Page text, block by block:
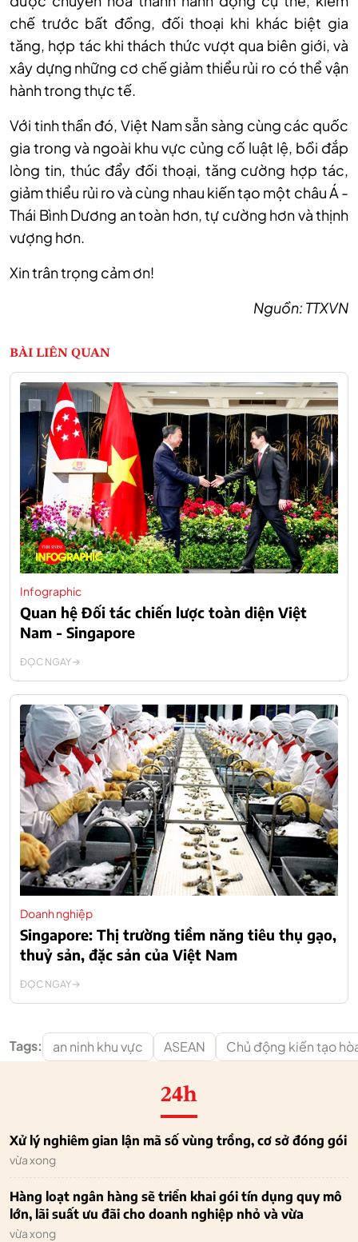
chế trước bất đồng, đối thoại khi khác biệt gia
tăng, hợp tác khi thách thức vượt qua biên giới, và
xây dựng những cơ chế giảm thiểu rủi ro có thể vận
hành trong thực tế.
Với tinh thần đó, Việt Nam sẵn sàng cùng các quốc
gia trong và ngoài khu vực củng cố luật lệ, bồi đắp
lòng tin, thúc đẩy đối thoại, tăng cường hợp tác,
giảm thiểu rủi ro và cùng nhau kiến tạo một châu Á -
Thái Bình Dương an toàn hơn, tự cường hơn và thịnh
vượng hơn.
Xin trân trọng cảm ơn!
Nguồn: TTXVN
BÀI LIÊN QUAN
Infographic
Quan hệ Đối tác chiến lược toàn diện Việt
Nam - Singapore
ĐỌC NGAY
Doanh nghiệp
Singapore: Thị trường tiềm năng tiêu thụ gạo,
thuỷ sản, đặc sản của Việt Nam
ĐỌC NGAY
Tags: an ninh khu vực ASEAN Chủ động kiến tạo
24h
Xử lý nghiêm gian lận mã số vùng trồng, cơ sở đóng gói
vừa xong
Hàng loạt ngân hàng sẽ triển khai gói tín dụng quy mô
lớn, lãi suất ưu đãi cho doanh nghiệp nhỏ và vừa
vừa xong